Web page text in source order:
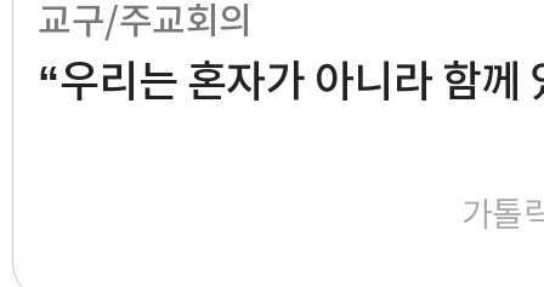
교구/주교회의
“우리는 혼자가 아니라 함께
가톨